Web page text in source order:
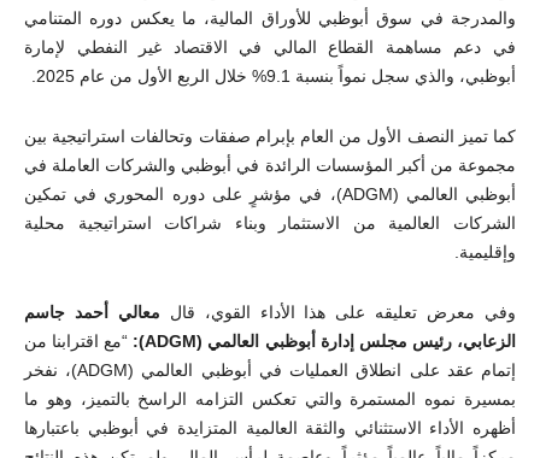
والمدرجة في سوق أبوظبي للأوراق المالية، ما يعكس دوره المتنامي
في دعم مساهمة القطاع المالي في الاقتصاد غير النفطي لإمارة
أبوظبي، والذي سجل نمواً بنسبة 9.1% خلال الربع الأول من عام 2025
كما تميز النصف الأول من العام بإبرام صفقات وتحالفات استراتيجية بين
مجموعة من أكبر المؤسسات الرائدة في أبوظبي والشركات العاملة في
أبوظبي العالمي (ADGM)، في مؤشرٍ على دوره المحوري في تمكين
الشركات العالمية من الاستثمار وبناء شراكات استراتيجية محلية
وإقليمية
وفي معرض تعليقه على هذا الأداء القوي، قال معالي أحمد جاسم
الزعابي، رئيس مجلس إدارة أبوظبي العالمي (
ADGM
):
“مع اقترابنا من
إتمام عقد على انطلاق العمليات في أبوظبي العالمي (ADGM)، نفخر
بمسيرة نموه المستمرة والتي تعكس التزامه الراسخ بالتميز، وهو ما
أظهره الأداء الاستثنائي والثقة العالمية المتزايدة في أبوظبي باعتبارها